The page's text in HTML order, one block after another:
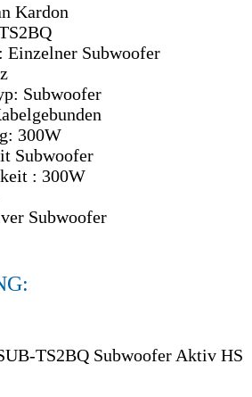
Kardon
Subwoofer
Subwoofer
300W
Subwoofer
: 300W
Subwoofer
TS2BQ Subwoofer Aktiv HS